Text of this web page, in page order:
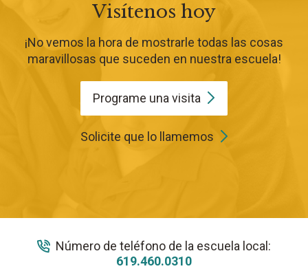
Visítenos hoy
¡No vemos la hora de mostrarle todas las cosas
maravillosas que suceden en nuestra escuela!
Programe una visita
Solicite que lo llamemos
Número de teléfono de la escuela local:
619.460.0310